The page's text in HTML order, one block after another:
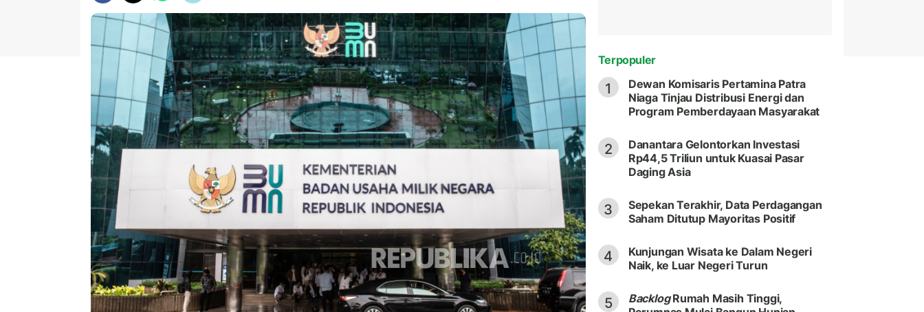
Terpopuler
1
Dewan Komisaris Pertamina Patra
Niaga Tinjau Distribusi Energi dan
Program Pemberdayaan Masyarakat
2
Danantara Gelontorkan Investasi
Rp44,5 Triliun untuk Kuasai Pasar
Daging Asia
3
Sepekan Terakhir, Data Perdagangan
Saham Ditutup Mayoritas Positif
4
Kunjungan Wisata ke Dalam Negeri
Naik, ke Luar Negeri Turun
5 BacklogRumah Masih Tinggi,